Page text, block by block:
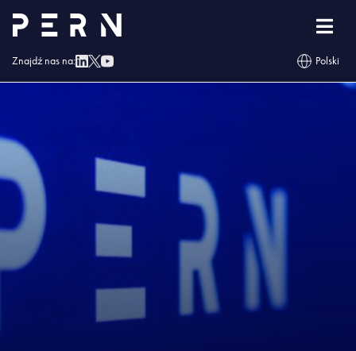
Znajdź nas na: Polski
Strona główna »Blog »PERN: 500 tys. zł na pomoc Ukrainie